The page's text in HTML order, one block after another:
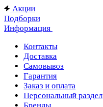
Акции
Подборки
Информация
Контакты
Доставка
Самовывоз
Гарантия
Заказ и оплата
Персональный раздел